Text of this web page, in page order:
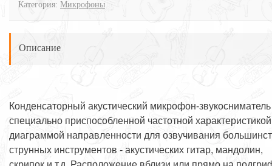
Категория: Микрофоны
Описание
Конденсаторный акустический микрофон-
специально приспособленной частотной
диаграммой направленности для озвучивания
струнных инструментов - акустических гитар, мандолин,